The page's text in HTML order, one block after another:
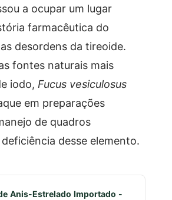
a ocupar um lugar
farmacêutica do
desordens da tireoide.
fontes naturais mais
iodo, Fucus vesiculosus
em preparações
de quadros
desse elemento.
Anis-Estrelado Importado -